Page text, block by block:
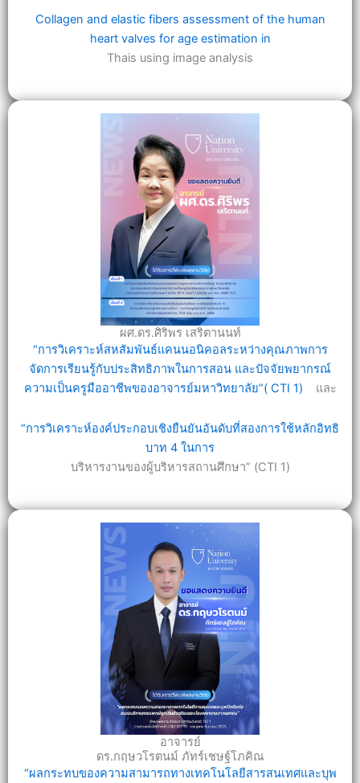
Collagen and elastic fibers assessment of the human
heart valves for age estimation in
Thais using image analysis
ผศ.ดร.ศิริพร เสริตานนท์
“การวิเคราะห์สหสัมพันธ์แคนนอนิคอลระหว่างคุณภาพการ
จัดการเรียนรู้กับประสิทธิภาพในการสอน และปัจจัยพยากรณ์
ความเป็นครูมืออาชีพของอาจารย์มหาวิทยาลัย”( CTI 1) และ
“การวิเคราะห์องค์ประกอบเชิงยืนยันอันดับที่สองการใช้หลักอิทธิ
บาท 4 ในการ
บริหารงานของผู้บริหารสถานศึกษา” (CTI 1)
อาจารย์
ดร.กฤษวโรตนม์ ภัทร์เชษฐ์โภคิณ
“ผลกระทบของความสามารถทางเทคโนโลยีสารสนเทศและบุพ